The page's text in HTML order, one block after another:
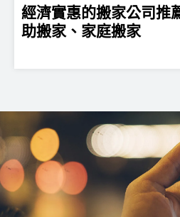
經濟實惠的搬家公司推
助搬家、家庭搬家